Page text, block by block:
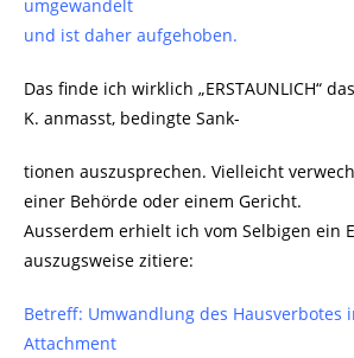
umgewandelt
und ist daher aufgehoben.
Das finde ich wirklich „ERSTAUNLICH“
K. anmasst, bedingte Sank-
tionen auszusprechen. Vielleicht
einer Behörde oder einem Gericht.
Ausserdem erhielt ich vom Selbigen ein
auszugsweise zitiere:
Betreff: Umwandlung des Hausverbotes
Attachment